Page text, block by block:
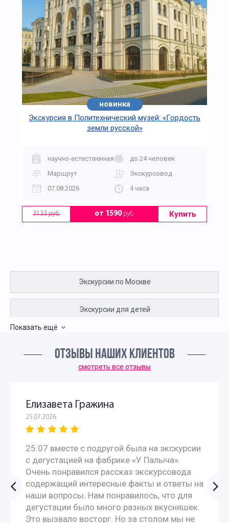
новинка
Экскурсия в Политехнический музей: «Гордость
земли русской»
научно-естественная
до 24 человек
Маршрут
Экскурсовод
07.08.2026
4 часа
3133 руб. от 1590руб. Купить
Экскурсии по Москве
Экскурсии для детей
Интересные экскурсии по Москве для москвичей
Экскурсии для школьников 11 класса
Интересные экскурсии для школьников 6 класса в
Москве
Экскурсии для школьников 7 класса в Москве
Показать ещё
ОТЗЫВЫ НАШИХ КЛИЕНТОВ
смотреть все отзывы
Елизавета Гражина
25.07.2026
25.07 вместе с подругой была на экскурсии
с дегустацией на фабрике «У Палыча».
Очень понравился рассказ экскурсовода
содержащий интересные факты и ответы на
наши вопросы. Нам понравилось, что для
дегустации было много разных вкусняшек.
Это вызвало восторг. Но за столом мы не